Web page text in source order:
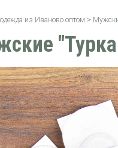
из Иваново оптом >